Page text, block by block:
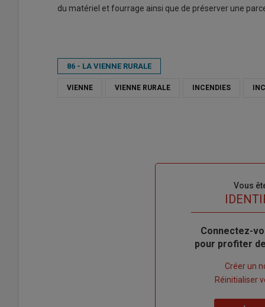
du matériel et fourrage ainsi que de préserver une
86 - LA VIENNE RURALE
VIENNE VIENNE RURALE INCENDIES
Vous
Body
Connectez-
pour profiter
Créer un
Réinitialiser